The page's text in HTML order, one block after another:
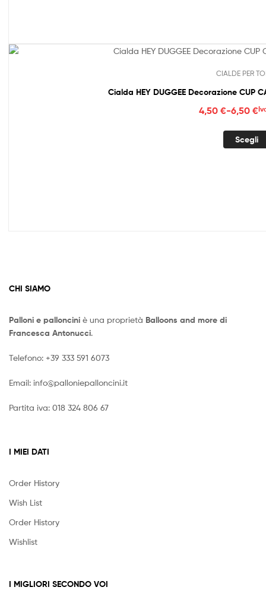
CIALDE PER
Cialda HEY DUGGEE Decorazione CUP
4,50 €-6,50 €
Scegli
CHI SIAMO
Palloni e palloncini è una proprietà Balloons and more di
Francesca Antonucci.
Telefono: +39 333 591 6073
Email: info@palloniepalloncini.it
Partita iva: 018 324 806 67
I MIEI DATI
Order History
Wish List
Order History
Wishlist
I MIGLIORI SECONDO VOI